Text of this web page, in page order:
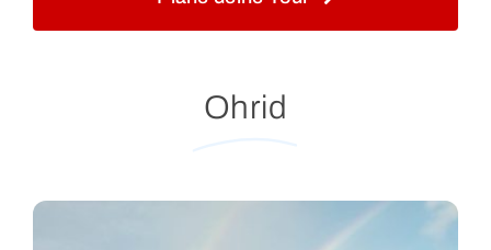
Blog&Gästebuch
Ohrid